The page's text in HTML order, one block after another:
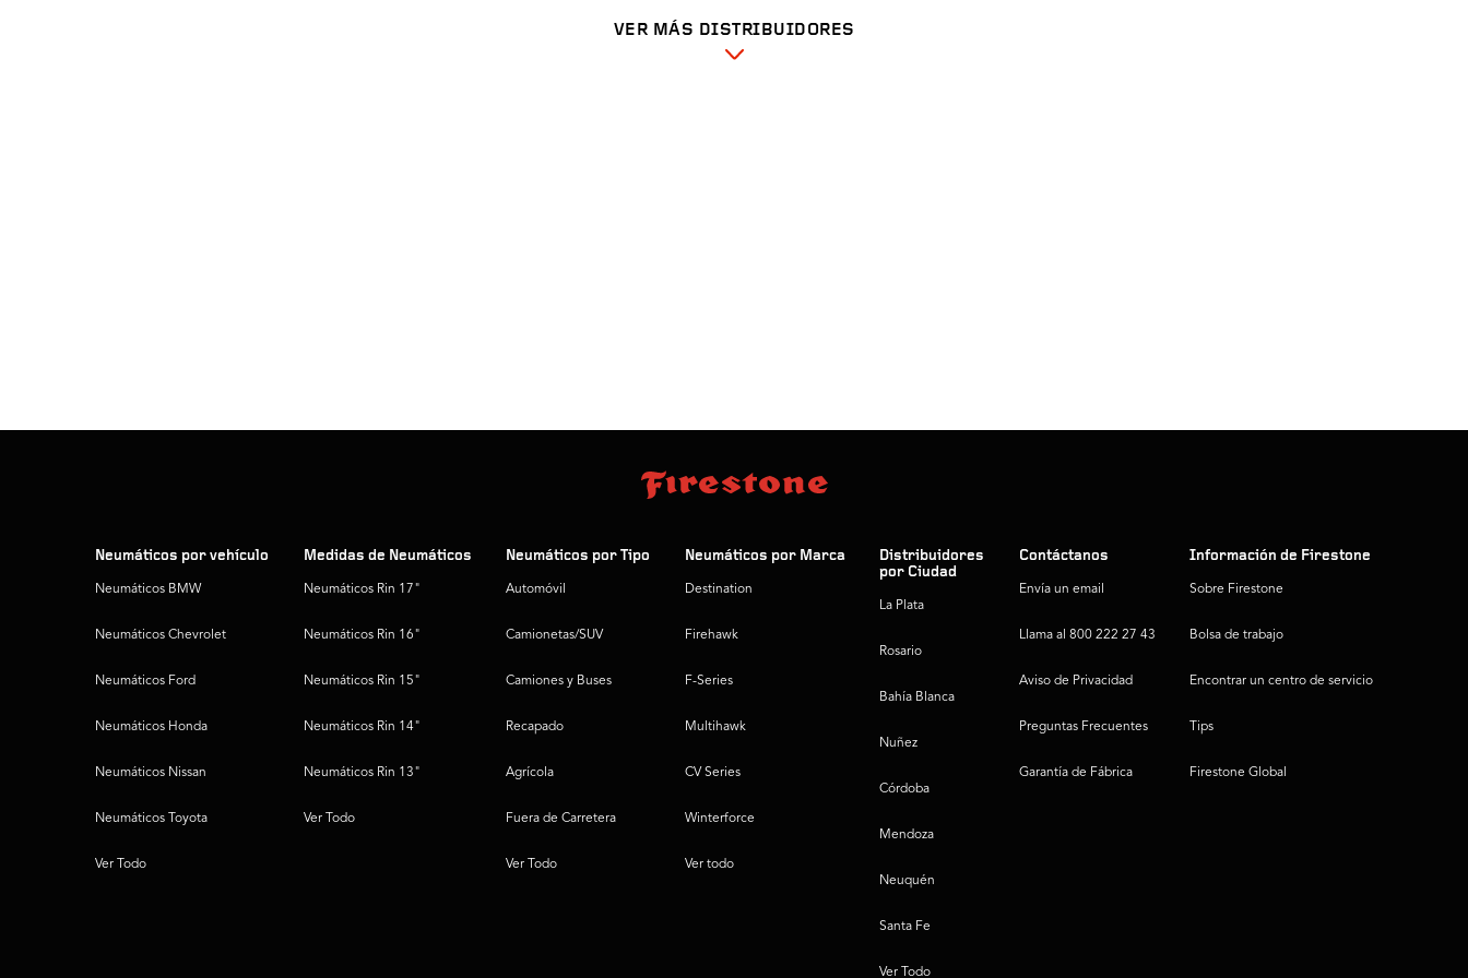
VER MÁS DISTRIBUIDORES
Neumáticos por vehículo
Neumáticos BMW
Neumáticos Chevrolet
Neumáticos Ford
Neumáticos Honda
Neumáticos Nissan
Neumáticos Toyota
Ver Todo
Medidas de Neumáticos
Neumáticos Rin 17"
Neumáticos Rin 16"
Neumáticos Rin 15"
Neumáticos Rin 14"
Neumáticos Rin 13"
Ver Todo
Neumáticos por Tipo
Automóvil
Camionetas/SUV
Camiones y Buses
Recapado
Agrícola
Fuera de Carretera
Ver Todo
Neumáticos por Marca
Destination
Firehawk
F-Series
Multihawk
CV Series
Winterforce
Ver todo
Distribuidores
por Ciudad
La Plata
Rosario
Bahía Blanca
Nuñez
Córdoba
Mendoza
Neuquén
Santa Fe
Ver Todo
Contáctanos
Envía un email
Llama al 800 222 27 43
Aviso de Privacidad
Preguntas Frecuentes
Garantía de Fábrica
Información de Firestone
Sobre Firestone
Bolsa de trabajo
Encontrar un centro de servicio
Tips
Firestone Global